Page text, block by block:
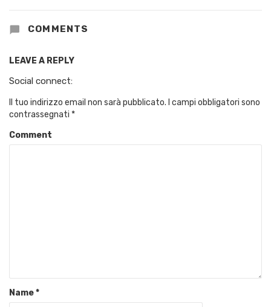
COMMENTS
LEAVE A REPLY
Social connect:
Il tuo indirizzo email non sarà pubblicato. I campi obbligatori sono
contrassegnati *
Comment
Name*